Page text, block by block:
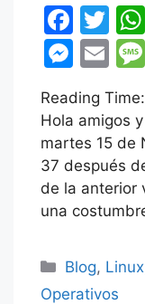
F
a
c
e
b
o
o
k
T
w
itt
er
M
e
s
s
e
n
g
er
E
m
ai
l
Reading Time:
Hola amigos
martes 15 de
37 después
de la anterior
una
Categorías
Blog, Linux
Operativos